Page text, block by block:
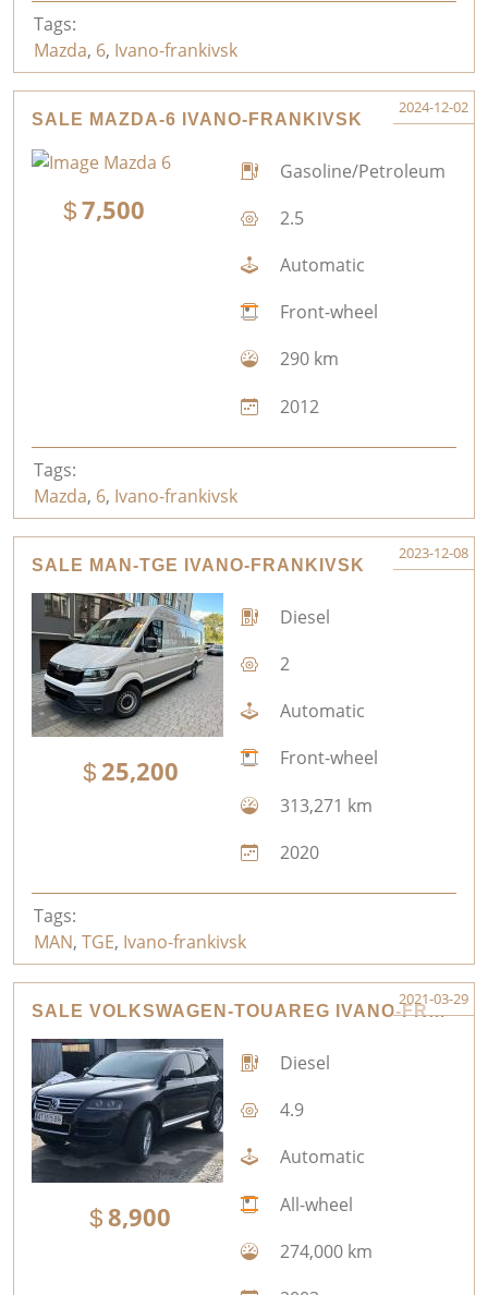
Tags:
Mazda, 6, Ivano-frankivsk
SALE MAZDA-6 IVANO-FRANKIVSK
2024-12-02
7,500
Gasoline/Petroleum
2.5
Automatic
Front-wheel
290 km
2012
Tags:
Mazda, 6, Ivano-frankivsk
SALE MAN-TGE IVANO-FRANKIVSK
2023-12-08
25,200
Diesel
2
Automatic
Front-wheel
313,271 km
2020
Tags:
MAN, TGE, Ivano-frankivsk
SALE VOLKSWAGEN-TOUAREG IVANO-FRANKIVSK
2021-03-29
8,900
Diesel
4.9
Automatic
All-wheel
274,000 km